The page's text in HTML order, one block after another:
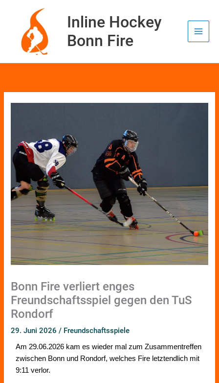
springen
Inline Hockey
Bonn Fire
Bonn Fire verliert enges
Freundschaftsspiel gegen den TuS
Rondorf
29. Juni 2026/ Freundschaftsspiele
Am 29.06.2026 kam eswieder mal zum Zusammentreffen
zwischen Bonn und Rondorf, welches Fire letztendlich mit
9:11 verlor.